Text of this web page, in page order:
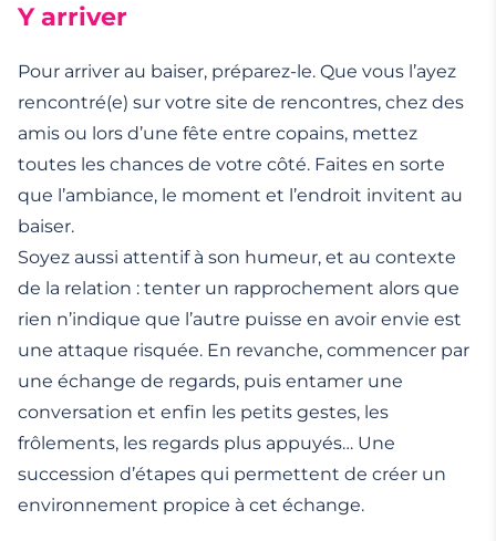
Y arriver
Pour arriver au baiser, préparez-le. Que vous l’ayez
rencontré(e) sur votre site de rencontres, chez des
amis ou lors d’une fête entre copains, mettez
toutes les chances de votre côté. Faites en sorte
que l’ambiance, le moment et l’endroit invitent au
baiser.
Soyez aussi attentif à son humeur, et au contexte
de la relation : tenter un rapprochement alors que
rien n’indique que l’autre puisse en avoir envie est
une attaque risquée. En revanche, commencer par
une échange de regards, puis entamer une
conversation et enfin les petits gestes, les
frôlements, les regards plus appuyés… Une
succession d’étapes qui permettent de créer un
environnement propice à cet échange.